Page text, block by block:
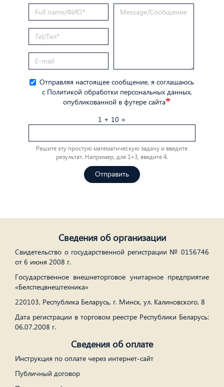
Отправляя настоящее сообщение, я соглашаюсь
с Политикой обработки персональных данных,
опубликованной в футере сайта
1 + 10 =
Решите эту простую математическую задачу и введите
результат. Например, для 1+3, введите 4.
Отправить
Сведения об организации
Свидетельство о государственной регистрации № 0156746
от 6 июня 2008 г.
Государственное внешнеторговое унитарное предприятие
«Белспецвнештехника»
220103, Республика Беларусь, г. Минск, ул. Калиновского, 8
Дата регистрации в торговом реестре Республики Беларусь:
06.07.2008 г.
Сведения об оплате
Инструкция по оплате через интернет-сайт
Публичный договор